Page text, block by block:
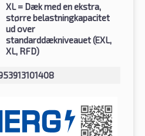
XL= Dæk med en ekstra,
større belastningkapacitet
ud over
standarddækniveauet (EXL,
XL, RFD)